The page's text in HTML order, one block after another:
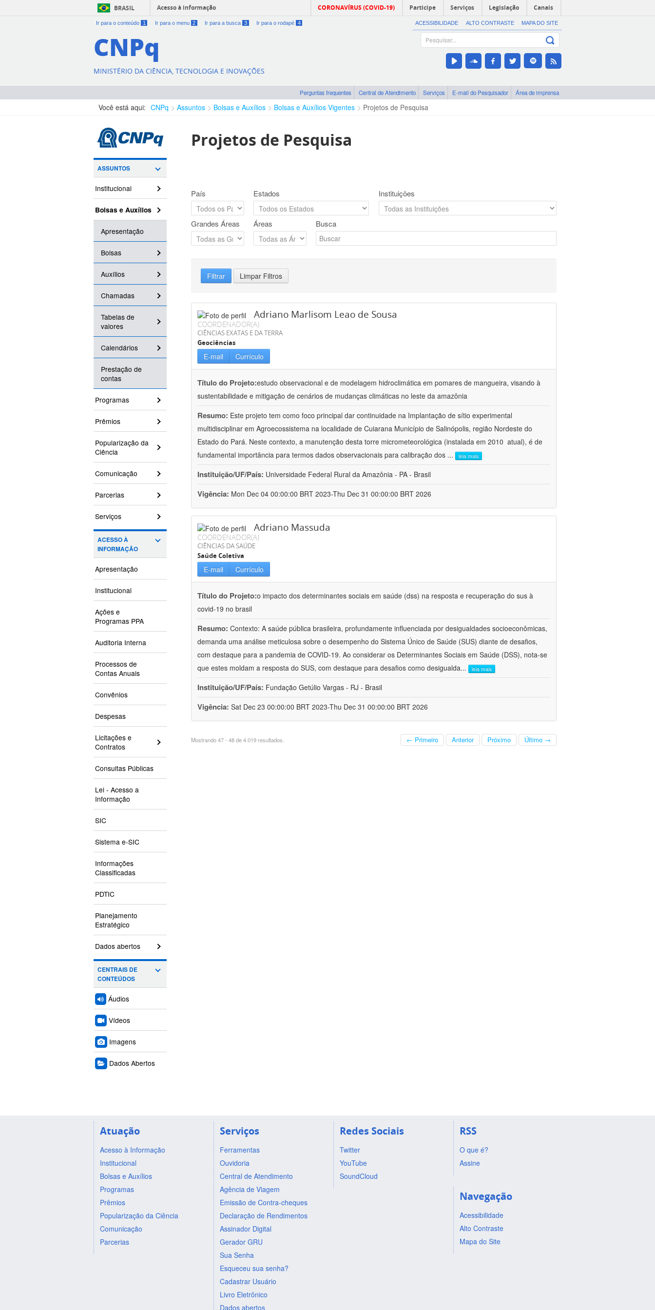
BRASIL Acesso à informação CORONAVÍRUS (COVID-19) Participe Serviços Legislação Canais
Ir para o conteúdo 1 Ir para o menu 2 Ir para a busca 3 Ir para o rodapé 4 ACESSIBILIDADE ALTO CONTRASTE MAPA DO SITE
CNPq
MINISTÉRIO DA CIÊNCIA, TECNOLOGIA E INOVAÇÕES
Perguntas frequentes Central de Atendimento Serviços E-mail do Pesquisador Área de imprensa
Você está aqui: CNPq Assuntos Bolsas e Auxílios Bolsas e Auxílios Vigentes Projetos de Pesquisa
ASSUNTOS
Institucional
Bolsas e Auxílios
Apresentação
Bolsas
Auxílios
Chamadas
Tabelas de
valores
Calendários
Prestação de
contas
Programas
Prêmios
Popularização da
Ciência
Comunicação
Parcerias
Serviços
ACESSO À
INFORMAÇÃO
Apresentação
Institucional
Ações e
Programas PPA
Auditoria Interna
Processos de
Contas Anuais
Convênios
Despesas
Licitações e
Contratos
Consultas Públicas
Lei - Acesso a
Informação
SIC
Sistema e-SIC
Informações
Classificadas
PDTIC
Planejamento
Estratégico
Dados abertos
CENTRAIS DE
CONTEÚDOS
Áudios
Vídeos
Imagens
Dados Abertos
Projetos de Pesquisa
País Estados Instituições
Grandes Áreas Áreas Busca
Filtrar Limpar Filtros
Adriano Marlisom Leao de Sousa
COORDENADOR(A)
CIÊNCIAS EXATAS E DA TERRA
Geociências
E-mail Currículo
Título do Projeto:estudo observacional e de modelagem hidroclimática em pomares de mangueira, visando à
sustentabilidade e mitigação de cenários de mudanças climáticas no leste da amazônia
Resumo: Este projeto tem como foco principal dar continuidade na Implantação de sítio experimental
multidisciplinar em Agroecossistema na localidade de Cuiarana Município de Salinópolis, região Nordeste do
Estado do Pará. Neste contexto, a manutenção desta torre micrometeorológica (instalada em 2010  atual), é de
fundamental importância para termos dados observacionais para calibração dos ... leia mais
Instituição/UF/País: Universidade Federal Rural da Amazônia - PA - Brasil
Vigência: Mon Dec 04 00:00:00 BRT 2023-Thu Dec 31 00:00:00 BRT 2026
Adriano Massuda
COORDENADOR(A)
CIÊNCIAS DA SAÚDE
Saúde Coletiva
E-mail Currículo
Título do Projeto:o impacto dos determinantes sociais em saúde (dss) na resposta e recuperação do sus à
covid-19 no brasil
Resumo: Contexto: A saúde pública brasileira, profundamente influenciada por desigualdades socioeconômicas,
demanda uma análise meticulosa sobre o desempenho do Sistema Único de Saúde (SUS) diante de desafios,
com destaque para a pandemia de COVID-19. Ao considerar os Determinantes Sociais em Saúde (DSS), nota-se
que estes moldam a resposta do SUS, com destaque para desafios como desigualda... leia mais
Instituição/UF/País: Fundação Getúlio Vargas - RJ - Brasil
Vigência: Sat Dec 23 00:00:00 BRT 2023-Thu Dec 31 00:00:00 BRT 2026
Mostrando 47 - 48 de 4.019 resultados. ← Primeiro Anterior Próximo Último →
Atuação
Acesso à Informação
Institucional
Bolsas e Auxílios
Programas
Prêmios
Popularização da Ciência
Comunicação
Parcerias
Serviços
Ferramentas
Ouvidoria
Central de Atendimento
Agência de Viagem
Emissão de Contra-cheques
Declaração de Rendimentos
Assinador Digital
Gerador GRU
Sua Senha
Esqueceu sua senha?
Cadastrar Usuário
Livro Eletrônico
Dados abertos
Redes Sociais
Twitter
YouTube
SoundCloud
RSS
O que é?
Assine
Navegação
Acessibilidade
Alto Contraste
Mapa do Site